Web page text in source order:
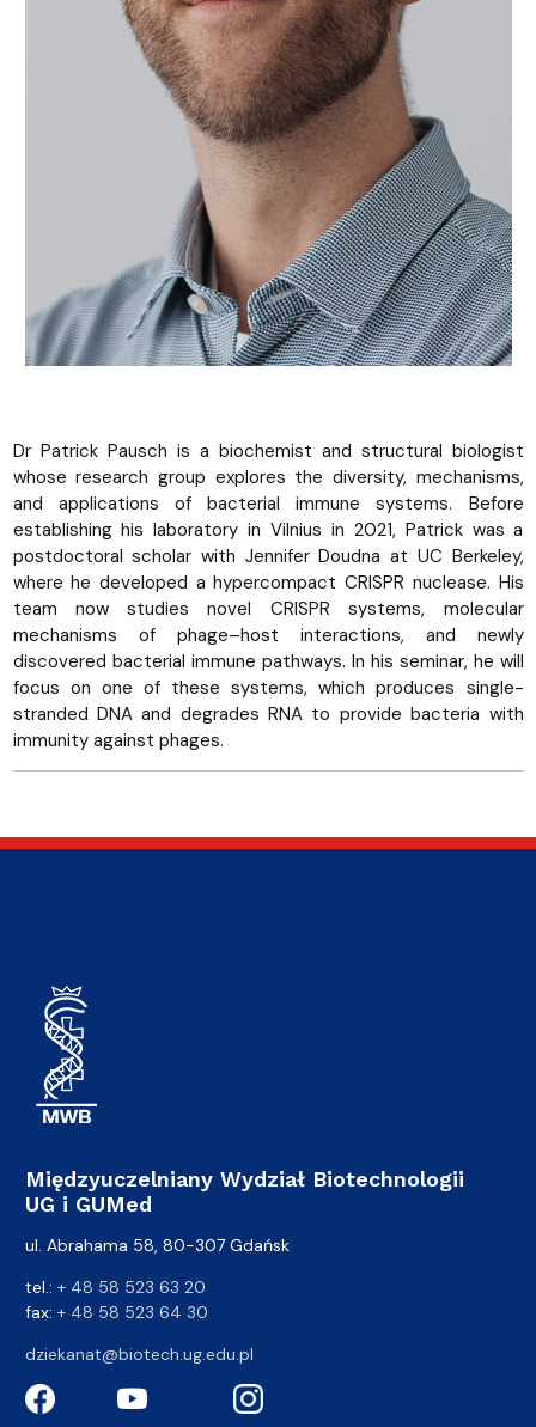
Dr Patrick Pausch is a biochemist and structural biologist
whose research group explores the diversity, mechanisms,
and applications of bacterial immune systems. Before
establishing his laboratory in Vilnius in 2021, Patrick was a
postdoctoral scholar with Jennifer Doudna at UC Berkeley,
where he developed a hypercompact CRISPR nuclease. His
team now studies novel CRISPR systems, molecular
mechanisms of phage–host interactions, and newly
discovered bacterial immune pathways. In his seminar, he will
focus on one of these systems, which produces single-
stranded DNA and degrades RNA to provide bacteria with
immunity against phages.
Międzyuczelniany Wydział Biotechnologii
UG i GUMed
ul. Abrahama 58, 80-307 Gdańsk
tel.: + 48 58 523 63 20
fax: + 48 58 523 64 30
dziekanat@biotech.ug.edu.pl